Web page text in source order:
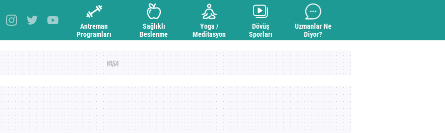
Antreman
Programları
Sağlıklı
Beslenme
Yoga /
Meditasyon
Dövüş
Sporları
Uzmanlar Ne
Diyor?